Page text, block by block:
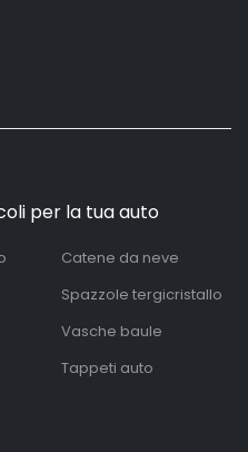
per la tua auto
Catene da neve
Spazzole tergicristallo
Vasche baule
Tappeti auto